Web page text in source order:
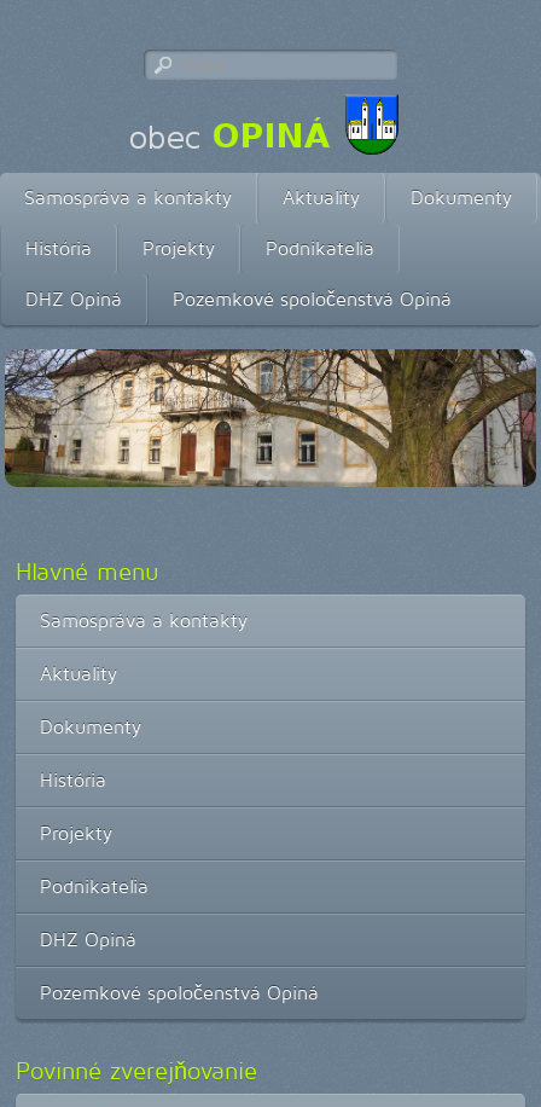
Samospráva a kontakty Aktuality Dokumenty
História Projekty Podnikatelia
DHZ Opiná Pozemkové spoločenstvá Opiná
Hlavné menu
Samospráva a kontakty
Aktuality
Dokumenty
História
Projekty
Podnikatelia
DHZ Opiná
Pozemkové spoločenstvá Opiná
Povinné zverejňovanie